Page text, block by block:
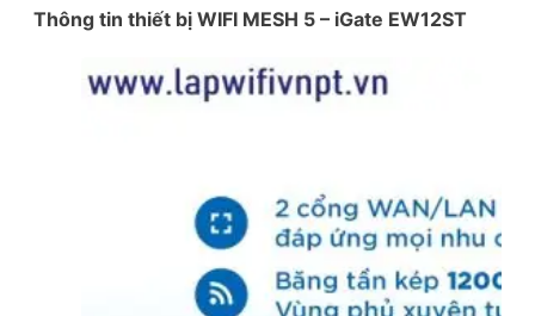
Thông tin thiết bị WIFI MESH 5 – iGate EW12ST